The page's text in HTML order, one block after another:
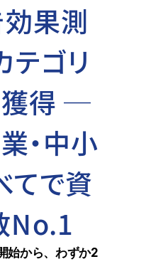
効果測
テゴリ
獲得 ─
・中小
てで資
No.1
始から、わずか2